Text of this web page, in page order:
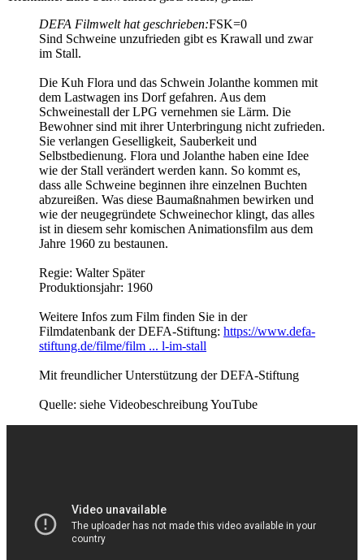
DEFA Filmwelt hat geschrieben:FSK=0
Sind Schweine unzufrieden gibt es Krawall und zwar
im Stall.
Die Kuh Flora und das Schwein Jolanthe kommen mit
dem Lastwagen ins Dorf gefahren. Aus dem
Schweinestall der LPG vernehmen sie Lärm. Die
Bewohner sind mit ihrer Unterbringung nicht zufrieden.
Sie verlangen Geselligkeit, Sauberkeit und
Selbstbedienung. Flora und Jolanthe haben eine Idee
wie der Stall verändert werden kann. So kommt es,
dass alle Schweine beginnen ihre einzelnen Buchten
abzureißen. Was diese Baumaßnahmen bewirken und
wie der neugegründete Schweinechor klingt, das alles
ist in diesem sehr komischen Animationsfilm aus dem
Jahre 1960 zu bestaunen.
Regie: Walter Später
Produktionsjahr: 1960
Weitere Infos zum Film finden Sie in der
Filmdatenbank der DEFA-Stiftung: https://www.defa-
stiftung.de/filme/film ... l-im-stall
Mit freundlicher Unterstützung der DEFA-Stiftung
Quelle: siehe Videobeschreibung YouTube